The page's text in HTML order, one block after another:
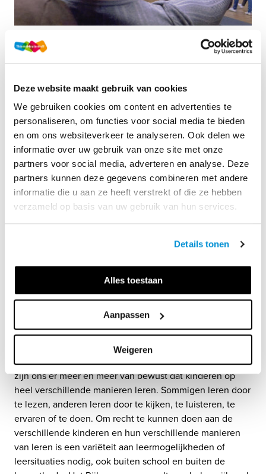
Deze website maakt gebruik van cookies
We gebruiken cookies om content en advertenties te
personaliseren, om functies voor social media te bieden
en om ons websiteverkeer te analyseren. Ook delen we
informatie over uw gebruik van onze site met onze
partners voor social media, adverteren en analyse. Deze
partners kunnen deze gegevens combineren met andere
informatie die u aan ze heeft verstrekt of die ze hebben
verzameld op basis van uw gebruik van hun services.
Details tonen
Alles toestaan
Aanpassen
Weigeren
Achtergrond
ThiemeMeulenhoff en het Rijksmuseum sloten op 7 juli
2014 een meerjarige samenwerkingsovereenkomst. Als
gevolg daarvan zijn de museumschatten onderdeel van
de lesmethoden geschiedenis, godsdienst, kunst- en
levensbeschouwing. Ook wordt er samengewerkt aan
nieuwe leeroplossingen voor het voortgezet onderwijs
waarin leren over kunst en cultuur in én buiten de klas
hand in hand gaan.
De Rijksmuseumcollectie is ruim vertegenwoordigd in de
geschiedenismethodes van het Nederlands onderwijs.
vaderlandse geschiedenis! De digitale revolutie in het
onderwijs en het in hoge resolutie beschikbaar stellen
van de afbeeldingen van kunstwerken stellen het
Rijksmuseum en ThiemeMeulenhoff in staat de collectie
van het Rijksmuseum tot de lesstof zelf te maken.
ThiemeMeulenhoff is blij met deze unieke
samenwerking. Voormalig directeur Eric Razenberg: “We
zijn ons er meer en meer van bewust dat kinderen op
heel verschillende manieren leren. Sommigen leren door
te lezen, anderen leren door te kijken, te luisteren, te
ervaren of te doen. Om recht te kunnen doen aan de
verschillende kinderen en hun verschillende manieren
van leren is een variëteit aan leermogelijkheden of
leersituaties nodig, ook buiten school en buiten de